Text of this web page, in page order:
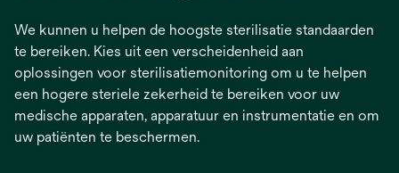
We kunnen u helpen de hoogste sterilisatie standaarden
te bereiken. Kies uit een verscheidenheid aan
oplossingen voor sterilisatiemonitoring om u te helpen
een hogere steriele zekerheid te bereiken voor uw
medische apparaten, apparatuur en instrumentatie en om
uw patiënten te beschermen.